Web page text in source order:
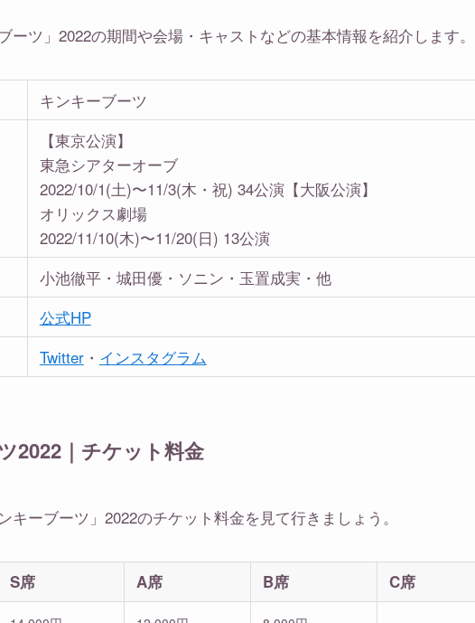
ーツ」2022の期間や会場・キャストなどの基本情報を紹介します。
キンキーブーツ
【東京公演】
東急シアターオーブ
2022/10/1(土)〜11/3(木・祝) 34公演【大阪公演】
オリックス劇場
2022/11/10(木)〜11/20(日) 13公演
小池徹平・城田優・ソニン・玉置成実・他
公式HP
Twitter・ インスタグラム
2022｜チケット料金
キーブーツ」2022のチケット料金を見て行きましょう。
S席 A席 B席 C席